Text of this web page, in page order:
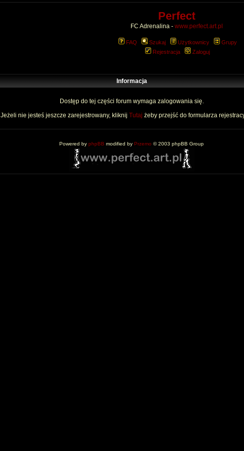
Perfect
FC Adrenalina - www.perfect.art.pl
FAQ Szukaj Użytkownicy
Grupy
Rejestracja
Zaloguj
Informacja
Dostęp do tej części forum wymaga zalogowania się.
Jeżeli nie jesteś jeszcze zarejestrowany, kliknij Tutaj żeby przejść do formularza
Powered by phpBB modified by Przemo © 2003 phpBB Group